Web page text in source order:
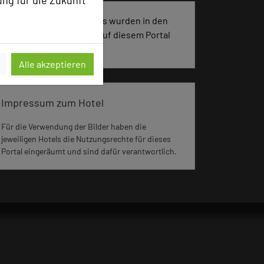
Alle akzeptieren
2192 Seiten dieses Hotels wurden in den
vergangenen 30 Tagen auf diesem Portal
Impressum zum Hotel
Für die Verwendung der Bilder haben die
jeweiligen Hotels die Nutzungsrechte für dieses
Portal eingeräumt und sind dafür verantwortlich.